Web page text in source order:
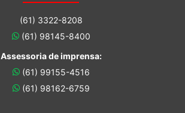
(61) 3322-8208
(61) 98145-8400
Assessoria de imprensa:
(61) 99155-4516
(61) 98162-6759